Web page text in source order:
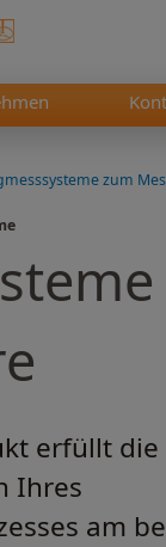
zum
erfüllt die
Ihres
am